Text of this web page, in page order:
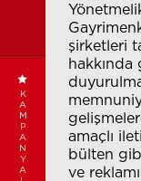
K
A
M
P
A
N
Y
A
şirketleri
hakkında
amaçlı
bülten
ve